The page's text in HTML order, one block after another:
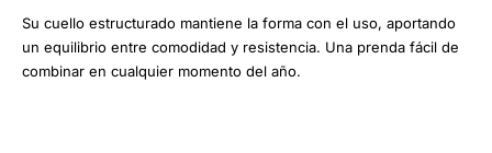
Su cuello estructurado mantiene la forma con el uso, aportando
un equilibrio entre comodidad y resistencia. Una prenda fácil de
combinar en cualquier momento del año.